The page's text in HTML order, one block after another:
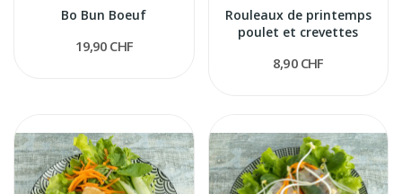
Bo Bun Boeuf
19,90 CHF
Rouleaux de printemps
poulet et crevettes
8,90 CHF